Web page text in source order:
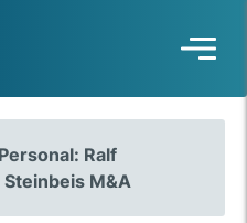
Personal: Ralf
M&A